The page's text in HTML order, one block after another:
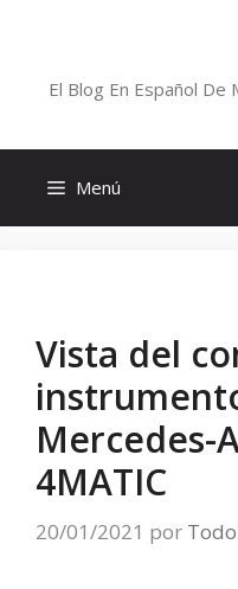
El Blog En Español
Menú
Vista del
Mercedes-
4MATIC
20/01/2021 por